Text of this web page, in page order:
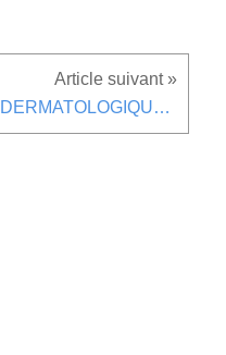
GEL DOUCHE DERMATOLOGIQUE MONOI MKL - 1L